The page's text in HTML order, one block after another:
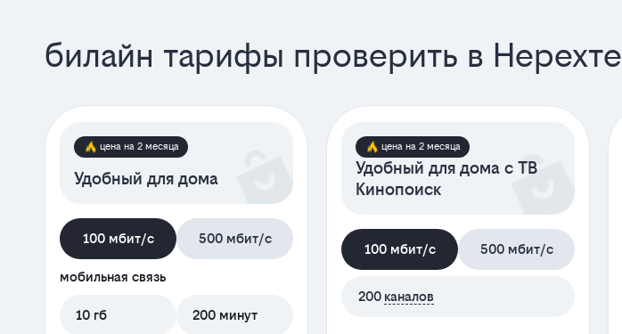
билайн тарифы проверить в Нерехте
цена на 2 месяца
Удобный для дома
100 мбит/с 500 мбит/с
мобильная связь
10 гб 200 минут
цена на 2 месяца
Удобный для дома с ТВ
Кинопоиск
100 мбит/с 500 мбит/с
200 каналов